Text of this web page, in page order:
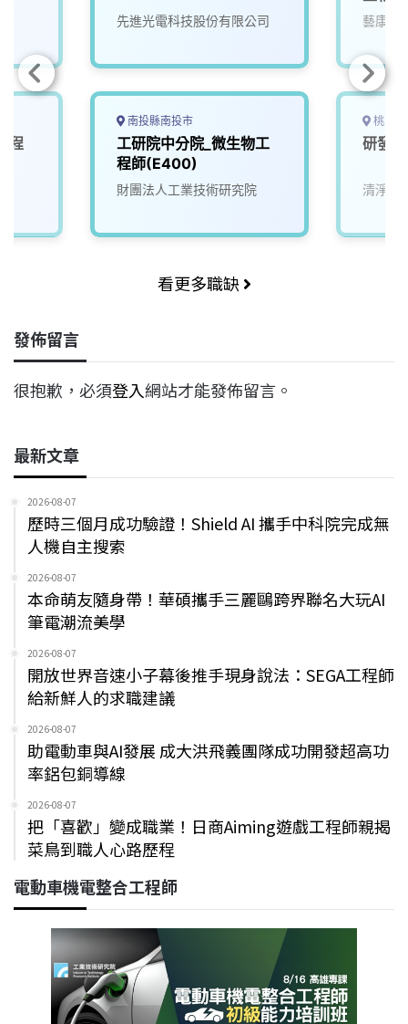
程
先進光電科技股份有限公司
南投縣南投市
工研院中分院_微生物工
程師(E400)
財團法人工業技術研究院
藝康企
桃園
研發
清淨海
看更多職缺
發佈留言
很抱歉，必須登入網站才能發佈留言。
最新文章
2026-08-07
歷時三個月成功驗證！Shield AI 攜手中科院完成無
人機自主搜索
2026-08-07
本命萌友隨身帶！華碩攜手三麗鷗跨界聯名大玩AI
筆電潮流美學
2026-08-07
開放世界音速小子幕後推手現身說法：SEGA工程師
給新鮮人的求職建議
2026-08-07
助電動車與AI發展 成大洪飛義團隊成功開發超高功
率鋁包銅導線
2026-08-07
把「喜歡」變成職業！日商Aiming遊戲工程師親揭
菜鳥到職人心路歷程
電動車機電整合工程師